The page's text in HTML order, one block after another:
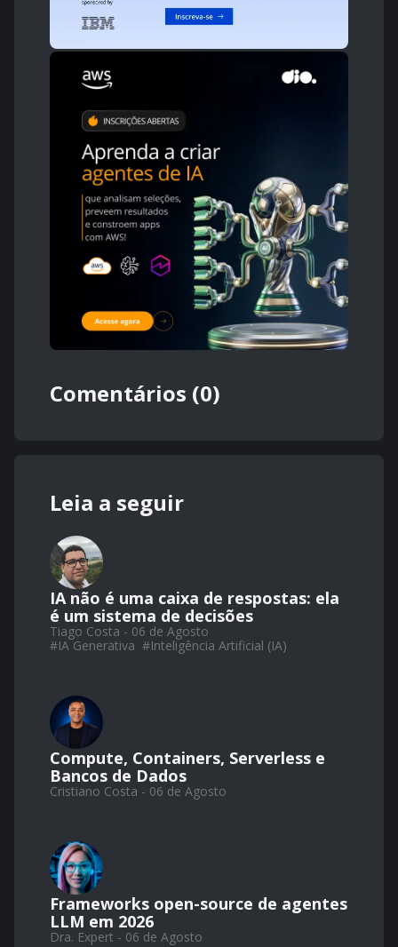
Comentários (0)
Leia a seguir
IA não é uma caixa de respostas: ela
é um sistema de decisões
Tiago Costa - 06 de Agosto
#IA Generativa #Inteligência Artificial (IA)
Compute, Containers, Serverless e
Bancos de Dados
Cristiano Costa - 06 de Agosto
Frameworks open-source de agentes
LLM em 2026
Dra. Expert - 06 de Agosto